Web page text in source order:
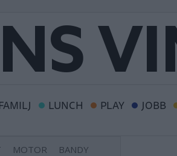
FAMILJ LUNCH PLAY JOBB
MOTOR
BANDY